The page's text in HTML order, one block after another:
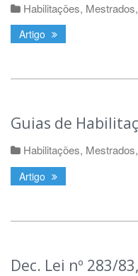
Habilitações,
Artigo
Guias de
Habilitações,
Artigo
Dec. Lei nº 283/